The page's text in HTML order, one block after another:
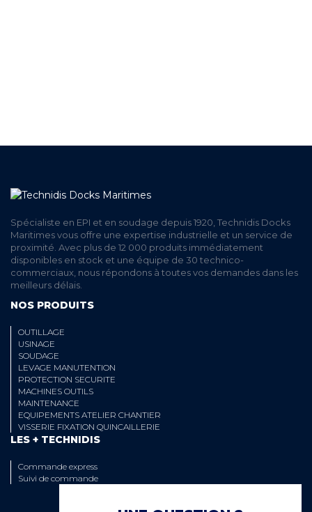
Spécialiste en EPI et en soudage depuis 1920, Technidis Docks
Maritimes vous offre une expertise industrielle et un service de
proximité. Avec plus de 12 000 produits immédiatement
disponibles en stock et une équipe de 30 technico-
commerciaux, nous répondons à toutes vos demandes dans les
meilleurs délais.
NOS PRODUITS
OUTILLAGE
USINAGE
SOUDAGE
LEVAGE MANUTENTION
PROTECTION SECURITE
MACHINES OUTILS
MAINTENANCE
EQUIPEMENTS ATELIER CHANTIER
VISSERIE FIXATION QUINCAILLERIE
LES + TECHNIDIS
Commande express
Suivi de commande